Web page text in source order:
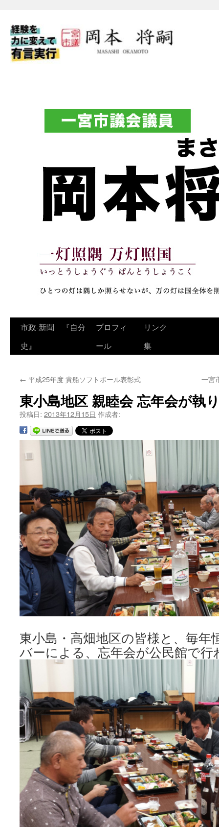
コ
ン
ツ
へ
ス
プ
市政‐新聞 『自分
史』
プロフィ
ール
リンク
集
← 平成25年度 貴船ソフトボール表彰式 一宮
東小島地区 親睦会 忘年会が執
投稿日: 2013年12月15日 作成者:
東小島・高畑地区の皆様と、毎年
バーによる、忘年会が公民館で行